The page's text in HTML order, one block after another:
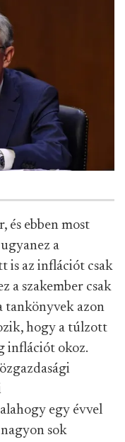
és ebben most
a
is az inflációt csak
a szakember csak
tankönyvek azon
hogy a túlzott
inflációt okoz.
egy évvel
sok